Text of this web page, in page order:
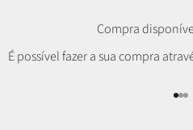
Compra
É possível fazer a sua compra
IrIrIr